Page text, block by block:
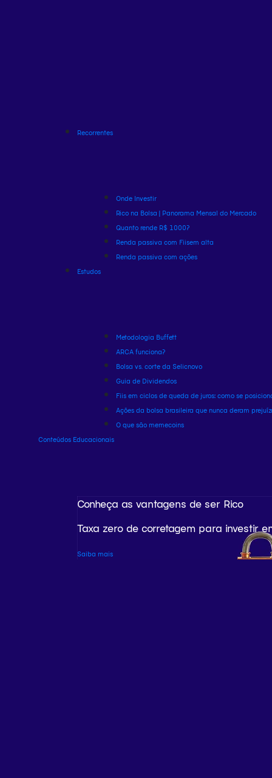
Recorrentes
Onde Investir
Rico na Bolsa | Panorama Mensal do Mercado
Quanto rende R$ 1000?
Renda passiva com Fiisem alta
Renda passiva com ações
Estudos
Metodologia Buffett
ARCA funciona?
Bolsa vs. corte da Selicnovo
Guia de Dividendos
Fiis em ciclos de queda de juros: como se
Ações da bolsa brasileira que nunca deram
O que são memecoins
Conteúdos Educacionais
Conheça as vantagens de ser Rico
Taxa zero de corretagem para investir
Saiba mais